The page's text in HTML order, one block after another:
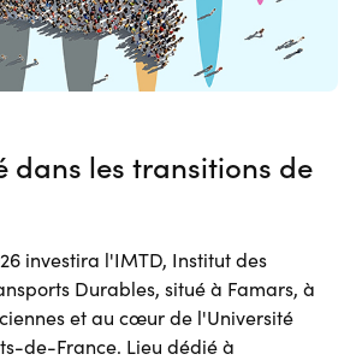
dans les transitions de
investira l'IMTD, Institut des
Durables, situé à Famars, à
et au cœur de l'Université
de-France. Lieu dédié à